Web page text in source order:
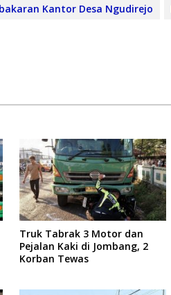
Kantor Desa Ngudirejo
Truk Tabrak 3 Motor dan
Pejalan Kaki di Jombang, 2
Korban Tewas